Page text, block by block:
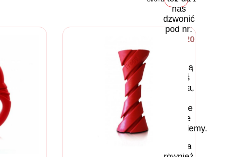
nas
dzwonić
pod nr:
531 220
Jeśli są
jakieś
pytania,
chętnie
na nie
odpowiemy.
Można